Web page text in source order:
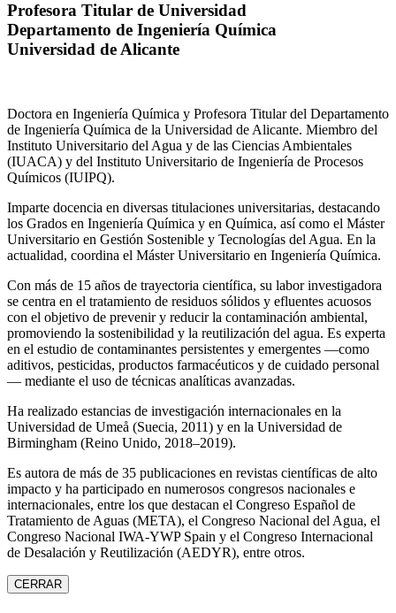
Profesora Titular de Universidad
Departamento de Ingeniería Química
Universidad de Alicante
Doctora en Ingeniería Química y Profesora Titular del Departamento
de Ingeniería Química de la Universidad de Alicante. Miembro del
Instituto Universitario del Agua y de las Ciencias Ambientales
(IUACA) y del Instituto Universitario de Ingeniería de Procesos
Químicos (IUIPQ).
Imparte docencia en diversas titulaciones universitarias, destacando
los Grados en Ingeniería Química y en Química, así como el Máster
Universitario en Gestión Sostenible y Tecnologías del Agua. En la
actualidad, coordina el Máster Universitario en Ingeniería Química.
Con más de 15 años de trayectoria científica, su labor investigadora
se centra en el tratamiento de residuos sólidos y efluentes acuosos
con el objetivo de prevenir y reducir la contaminación ambiental,
promoviendo la sostenibilidad y la reutilización del agua. Es experta
en el estudio de contaminantes persistentes y emergentes —como
aditivos, pesticidas, productos farmacéuticos y de cuidado personal
— mediante el uso de técnicas analíticas avanzadas.
Ha realizado estancias de investigación internacionales en la
Universidad de Umeå (Suecia, 2011) y en la Universidad de
Birmingham (Reino Unido, 2018–2019).
Es autora de más de 35 publicaciones en revistas científicas de alto
impacto y ha participado en numerosos congresos nacionales e
internacionales, entre los que destacan el Congreso Español de
Tratamiento de Aguas (META), el Congreso Nacional del Agua, el
Congreso Nacional IWA‑YWP Spain y el Congreso Internacional
de Desalación y Reutilización (AEDYR), entre otros.
CERRAR